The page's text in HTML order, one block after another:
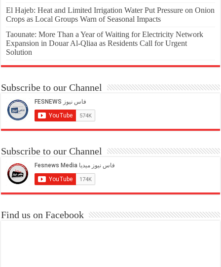
El Hajeb: Heat and Limited Irrigation Water Put Pressure on Onion
Crops as Local Groups Warn of Seasonal Impacts
Taounate: More Than a Year of Waiting for Electricity Network
Expansion in Douar Al-Qliaa as Residents Call for Urgent
Solution
Subscribe to our Channel
Subscribe to our Channel
Find us on Facebook